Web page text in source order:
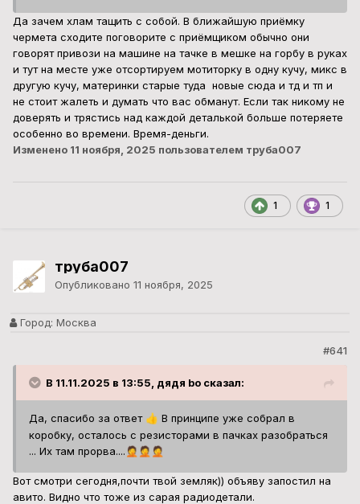
Да зачем хлам тащить с собой. В ближайшую приёмку
чермета сходите поговорите с приёмщиком обычно они
говорят привози на машине на тачке в мешке на горбу в руках
и тут на месте уже отсортируем мотиторку в одну кучу, микс в
другую кучу, материнки старые туда новые сюда и тд и тп и
не стоит жалеть и думать что вас обманут. Если так никому не
доверять и трястись над каждой деталькой больше потеряете
особенно во времени. Время-деньги.
Изменено 11 ноября, 2025 пользователем труба007
1 1
труба007
Опубликовано 11 ноября, 2025
Город: Москва
#641
В 11.11.2025 в 13:55, дядя bo сказал:
Да, спасибо за ответ 👍 В принципе уже собрал в
коробку, осталось с резисторами в пачках разобраться
... Их там прорва.... 🤦 🤦 🤦
Вот смотри сегодня,почти твой земляк)) объяву запостил на
авито. Видно что тоже из сарая радиодетали.